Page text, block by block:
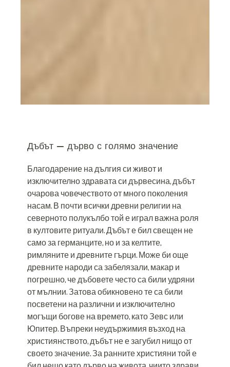
Дъбът – дърво с голямо значение
Благодарение на дългия си живот и
изключително здравата си дървесина, дъбът
очарова човечеството от много поколения
насам. В почти всички древни религии на
северното полукълбо той е играл важна роля
в култовите ритуали. Дъбът е бил свещен не
само за германците, но и за келтите,
римляните и древните гърци. Може би още
древните народи са забелязали, макар и
погрешно, че дъбовете често са били удряни
от мълнии. Затова обикновено те са били
посветени на различни и изключително
могъщи богове на времето, като Зевс или
Юпитер. Въпреки неудържимия възход на
християнството, дъбът не е загубил нищо от
своето значение. За ранните християни той е